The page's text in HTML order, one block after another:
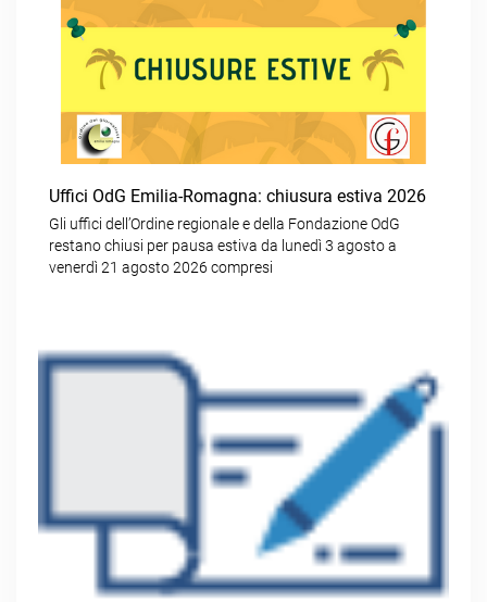
Uffici OdG Emilia-Romagna: chiusura estiva 2026
Gli uffici dell’Ordine regionale e della Fondazione OdG
restano chiusi per pausa estiva da lunedì 3 agosto a
venerdì 21 agosto 2026 compresi